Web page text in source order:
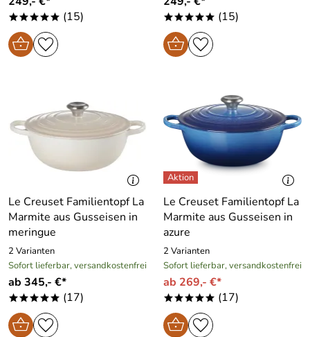
***** (15) ***** (15)
Le Creuset Familientopf La
Marmite aus Gusseisen in
meringue
2 Varianten
Sofort lieferbar, versandkostenfrei
ab 345,- €*
***** (17)
Le Creuset Familientopf La
Marmite aus Gusseisen in
azure
2 Varianten
Sofort lieferbar, versandkostenfrei
ab 269,- €*
***** (17)